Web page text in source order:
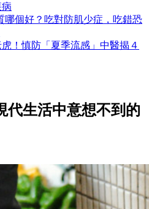
哪個好？吃對防肌少症，吃錯恐
！慎防「夏季流感」中醫揭４
代生活中意想不到的